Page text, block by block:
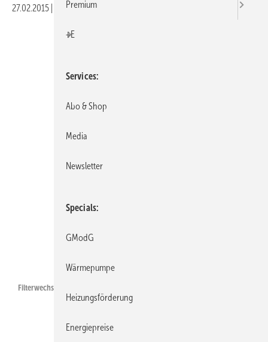
27.02.2015 Veröffentlicht in
Filterwechsel an einer KWL-Anlage.
Premium
+E
Services
Abo & Shop
Media
Newsletter
Specials
GModG
Wärmepumpe
Heizungsförderung
Energiepreise